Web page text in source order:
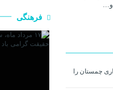
چمستان را
فرهنگی